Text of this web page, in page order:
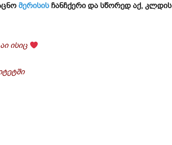
მერისისჩანჩქერი და სწორედ აქ, კლდის
ისიც